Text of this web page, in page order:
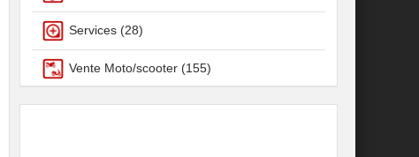
Services (28)
Vente Moto/scooter (155)